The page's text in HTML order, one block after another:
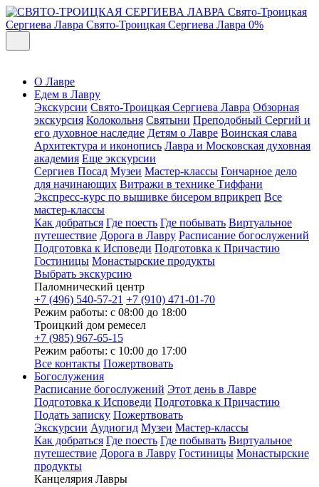
Свято-Троицкая
Сергиева Лавра Свято-Троицкая Сергиева Лавра 0%
О Лавре
Едем в Лавру
Экскурсии Свято-Троицкая Сергиева Лавра Обзорная
экскурсия Колокольня Святыни Преподобный Сергий и
его духовное наследие Детям о Лавре Воинская слава
Архитектура и иконопись Лавра и Московская духовная
академия Еще экскурсии
Сергиев Посад Музеи Мастер-классы Гончарное дело
для начинающих Витражи в технике Тиффани
Экспресс-курс по вышивке бисером вприкреп Все
мастер-классы
Как добраться Где поесть Где побывать Виртуальное
путешествие Дорога в Лавру Расписание богослужений
Подготовка к Исповеди Подготовка к Причастию
Гостиницы Монастырские продукты
Выбрать экскурсию
Паломнический центр
+7 (496) 540-57-21 +7 (910) 471-01-70
Режим работы: с 08:00 до 18:00
Троицкий дом ремесел
+7 (985) 967-65-15
Режим работы: с 10:00 до 17:00
Все контакты Пожертвовать
Богослужения
Расписание богослужений Этот день в Лавре
Подготовка к Исповеди Подготовка к Причастию
Подать записку Пожертвовать
Экскурсии Аудиогид Музеи Мастер-классы
Как добраться Где поесть Где побывать Виртуальное
путешествие Дорога в Лавру Гостиницы Монастырские
продукты
Канцелярия Лавры